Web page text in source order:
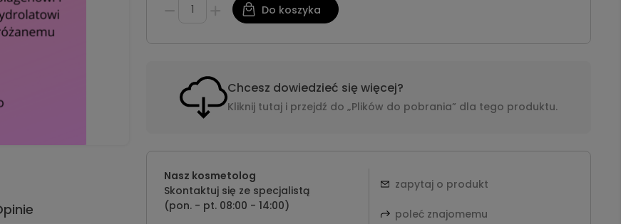
Do koszyka
Chcesz dowiedzieć się więcej?
Kliknij tutaj i przejdź do „Plików do pobrania” dla tego produktu.
Nasz kosmetolog
Skontaktuj się ze specjalistą
(pon. - pt. 08:00 - 14:00)
zapytaj o produkt
poleć znajomemu